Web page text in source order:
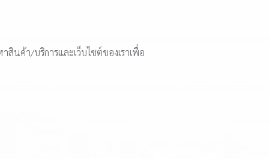
นค้า/บริการและเว็บไซต์ของเราเพื่อ